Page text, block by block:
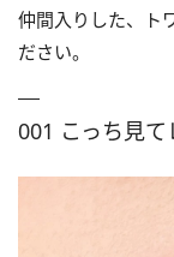
仲間入りした、ト
ださい。
001 こっち見て